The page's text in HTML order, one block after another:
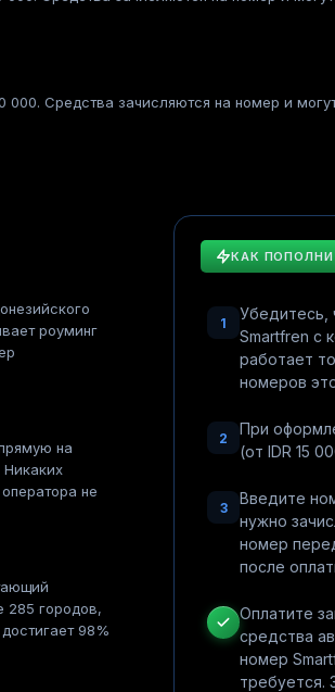
Средства зачисляются на номер и
роуминг
на
Никаких
не
285 городов,
98%
КАК
1
Убедитесь,
Smartfren с
работает
номеров
2
При
(от IDR 15
3
Введите
нужно
номер
после
Оплатите
средства
номер
требуется.